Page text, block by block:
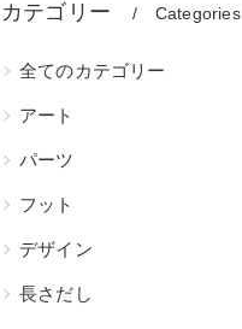
カテゴリー Categories
全てのカテゴリー
アート
パーツ
フット
デザイン
長さだし